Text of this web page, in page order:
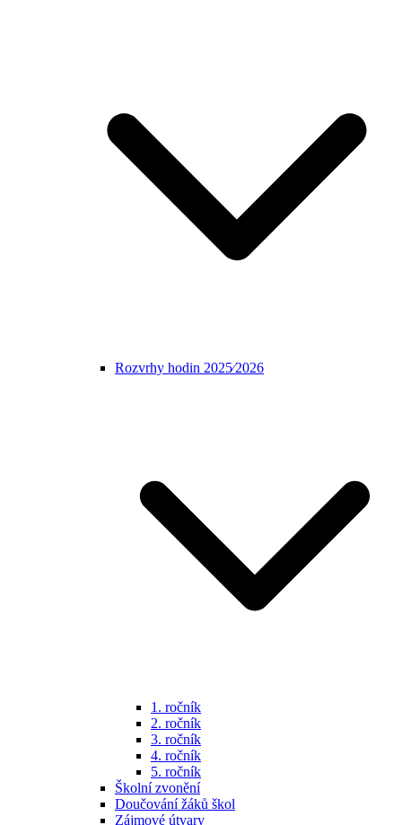
Rozvrhy hodin 2025⁄2026
1. ročník
2. ročník
3. ročník
4. ročník
5. ročník
Školní zvonění
Doučování žáků škol
Zájmové útvary